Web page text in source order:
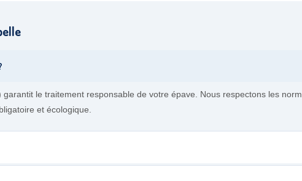
le traitement responsable de votre épave. Nous respectons les
et écologique.